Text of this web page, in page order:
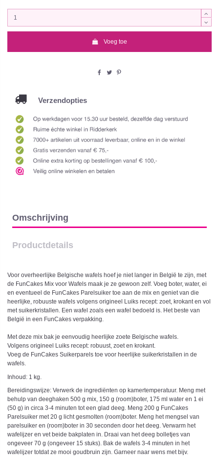
Voeg toe
Verzendopties
Omschrijving
Productdetails
Voor overheerlijke Belgische wafels hoef je niet langer in België te zijn, met
de FunCakes Mix voor Wafels maak je ze gewoon zelf. Voeg boter, water, ei
en eventueel de FunCakes Parelsuiker toe aan de mix en geniet van die
heerlijke, robuuste wafels volgens origineel Luiks recept: zoet, krokant en vol
met suikerkristallen. Een wafel zoals een wafel bedoeld is. Het beste van
België in een FunCakes verpakking.
Met deze mix bak je eenvoudig heerlijke zoete Belgische wafels.
Volgens origineel Luiks recept: robuust, zoet en krokant.
Voeg de FunCakes Suikerparels toe voor heerlijke suikerkristallen in de
wafels.
Inhoud: 1 kg.
Bereidingswijze: Verwerk de ingrediënten op kamertemperatuur. Meng met
behulp van deeghaken 500 g mix, 150 g (room)boter, 175 ml water en 1 ei
(50 g) in circa 3-4 minuten tot een glad deeg. Meng 200 g FunCakes
Parelsuiker met 20 g licht gesmolten (room)boter. Meng het mengsel van
parelsuiker en (room)boter in 30 seconden door het deeg. Verwarm het
wafelijzer en vet beide bakplaten in. Draai van het deeg bolletjes van
ongeveer 70 g (ongeveer 15 stuks). Bak de wafels 3-4 minuten in het
wafelijzer totdat ze mooi goudbruin zijn. Garneer naar wens met bijv.